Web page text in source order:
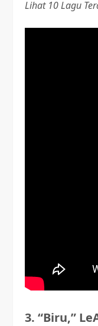
Lihat 10 Lagu
3. “Biru,”